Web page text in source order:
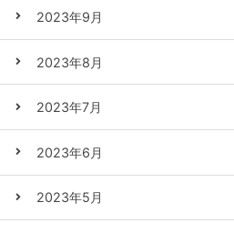
2023年9月
2023年8月
2023年7月
2023年6月
2023年5月